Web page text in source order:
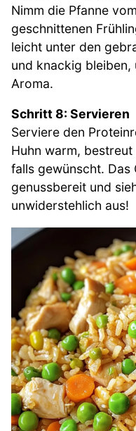
Nimm die Pfanne
geschnittenen
leicht unter den
und knackig
Aroma.
Schritt 8: Servieren
Serviere den
Huhn warm,
falls gewünscht.
genussbereit und
unwiderstehlich aus!